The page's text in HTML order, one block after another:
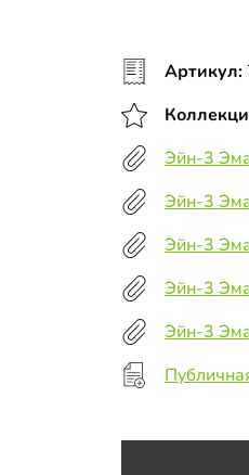
Артикул:
Эйн-3
Эйн-3
Эйн-3
Эйн-3
Эйн-3